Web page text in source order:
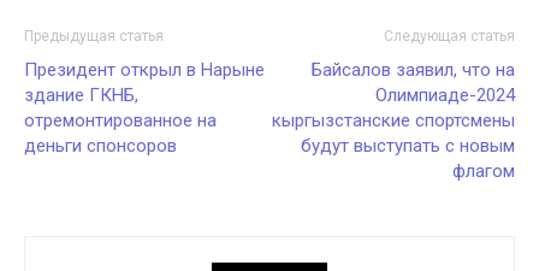
Предыдущая статья
Президент открыл в Нарыне
здание ГКНБ,
отремонтированное на
деньги спонсоров
Следующая статья
Байсалов заявил, что на
Олимпиаде-2024
кыргызстанские спортсмены
будут выступать с новым
флагом